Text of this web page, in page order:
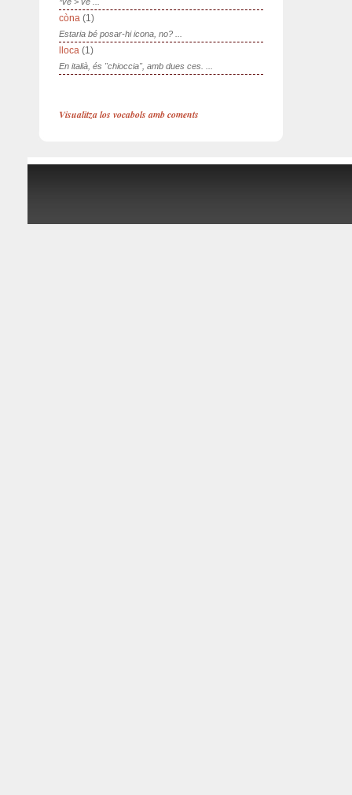
còna (1)
Estaria bé posar-hi icona, no? ...
lloca (1)
En italià, és "chioccia", amb dues ces. ...
Visualitza los vocabols amb coments